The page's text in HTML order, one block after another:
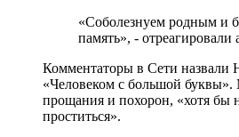
«Соболезнуем родным и
память», - отреагировали
Комментаторы в Сети назвали
«Человеком с большой
прощания и похорон, «хотя бы
проститься».